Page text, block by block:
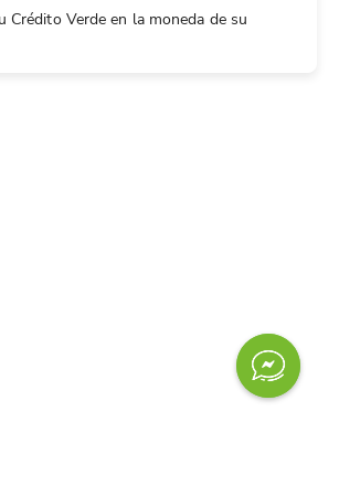
Crédito Verde en la moneda de su